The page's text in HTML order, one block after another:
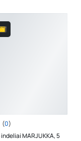
(0)
MARJUKKA, 5